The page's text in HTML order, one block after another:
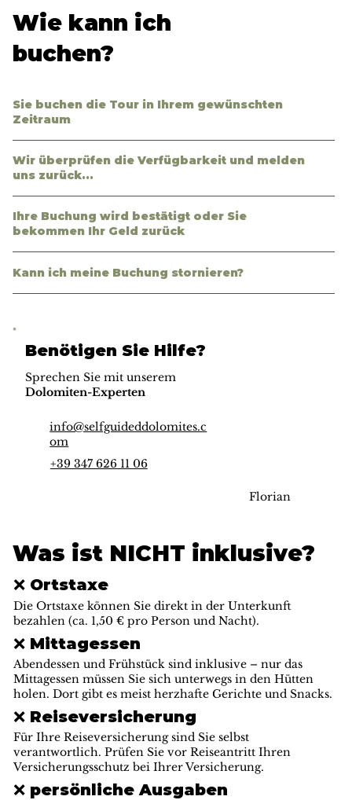
Wie kann ich
buchen?
Sie buchen die Tour in Ihrem gewünschten
Zeitraum
Wir überprüfen die Verfügbarkeit und melden
uns zurück...
Ihre Buchung wird bestätigt oder Sie
bekommen Ihr Geld zurück
Kann ich meine Buchung stornieren?
Florian
Benötigen Sie Hilfe?
Sprechen Sie mit unserem
Dolomiten-Experten
info@selfguideddolomites.c
om
+39 347 626 11 06
Was ist NICHT inklusive?
❌ Ortstaxe
Die Ortstaxe können Sie direkt in der Unterkunft
bezahlen (ca. 1,50 € pro Person und Nacht).
❌ Mittagessen
Abendessen und Frühstück sind inklusive – nur das
Mittagessen müssen Sie sich unterwegs in den Hütten
holen. Dort gibt es meist herzhafte Gerichte und Snacks.
❌ Reiseversicherung
Für Ihre Reiseversicherung sind Sie selbst
verantwortlich. Prüfen Sie vor Reiseantritt Ihren
Versicherungsschutz bei Ihrer Versicherung.
❌ persönliche Ausgaben